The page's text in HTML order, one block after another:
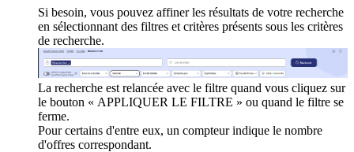
Si besoin, vous pouvez affiner les résultats de votre recherche
en sélectionnant des filtres et critères présents sous les critères
de recherche.
La recherche est relancée avec le filtre quand vous cliquez sur
le bouton « APPLIQUER LE FILTRE » ou quand le filtre se
ferme.
Pour certains d'entre eux, un compteur indique le nombre
d'offres correspondant.